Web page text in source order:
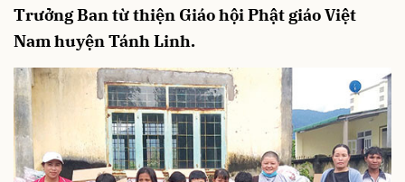
Trưởng Ban từ thiện Giáo hội Phật giáo Việt
Nam huyện Tánh Linh.